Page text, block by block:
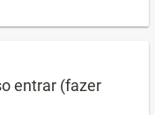
entrar (fazer